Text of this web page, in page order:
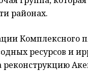
районах.
Комплексного
ресурсов и
реконструкцию